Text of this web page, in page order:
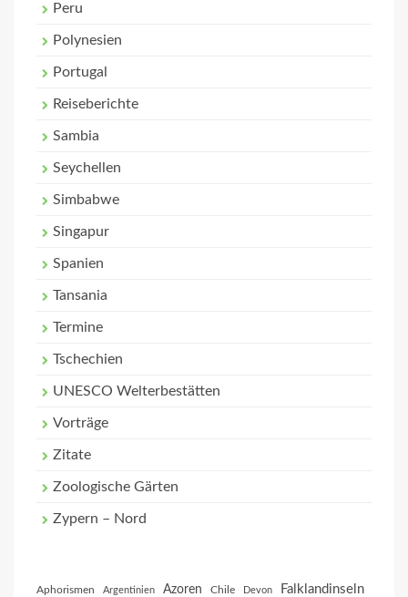
Peru
Polynesien
Portugal
Reiseberichte
Sambia
Seychellen
Simbabwe
Singapur
Spanien
Tansania
Termine
Tschechien
UNESCO Welterbestätten
Vorträge
Zitate
Zoologische Gärten
Zypern – Nord
Aphorismen Argentinien Azoren Chile Devon Falklandinseln